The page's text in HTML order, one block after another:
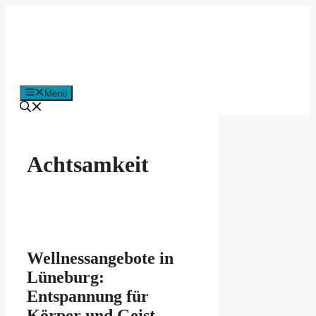
Menü
Achtsamkeit
Wellnessangebote in
Lüneburg:
Entspannung für